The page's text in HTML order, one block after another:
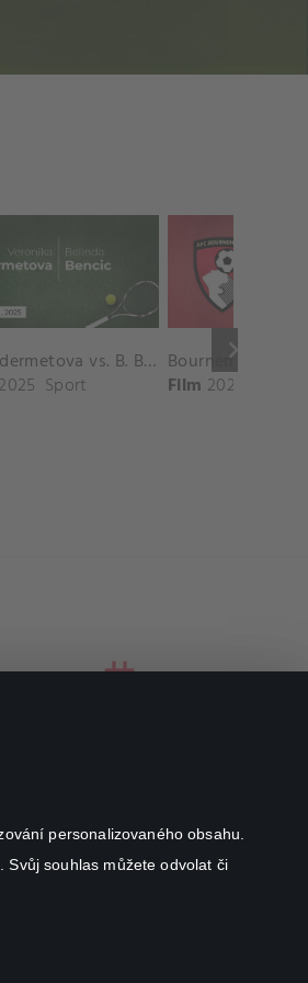
personalizovaného obsahu.
souhlas můžete odvolat či
keyboard_arrow_right
V. Kudermetova vs. B. Bencic Match Highlights - CINCINNATI_Champions Court ( August 10, 2025)
2025 Sport Film 2025
à r.l. se sídlem Rue Albert Borschette 4,